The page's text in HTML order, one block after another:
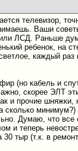
телевизор,
Ваши
ЛСД. Раньше
ребенок, на
каждый
(но кабель и
скорее ЭЛТ
и прочие шняжки,
сколько минимум?)
Думаю, что
и теперь
тыр (т.к. в